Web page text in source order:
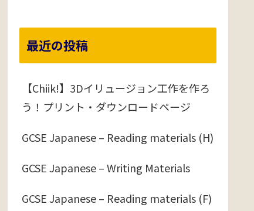
最近の投稿
【Chiik!】3Dイリュージョン工作を作ろ
う！プリント・ダウンロードページ
GCSE Japanese – Reading materials (H)
GCSE Japanese – Writing Materials
GCSE Japanese – Reading materials (F)